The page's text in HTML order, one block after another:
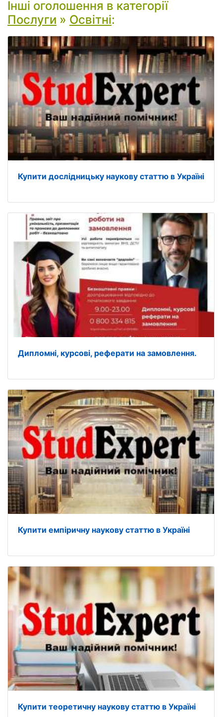
Інші оголошення в категорії
Послуги » Освітні:
Купити дослідницьку наукову статтю в Україні
Дипломні, курсові, реферати на замовлення.
Купити емпіричну наукову статтю в Україні
Купити теоретичну наукову статтю в Україні